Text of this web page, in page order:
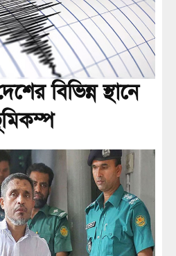
বিভিন্ন স্থানে